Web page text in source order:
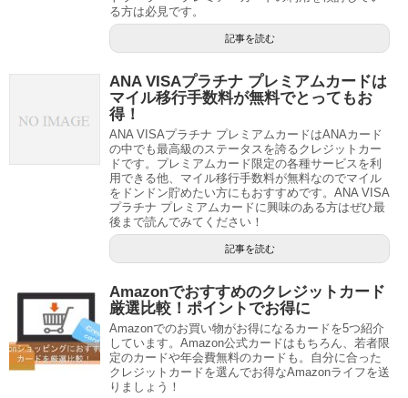
る方は必見です。
記事を読む
ANA VISAプラチナ プレミアムカードは
マイル移行手数料が無料でとってもお
得！
ANA VISAプラチナ プレミアムカードはANAカード
の中でも最高級のステータスを誇るクレジットカー
ドです。プレミアムカード限定の各種サービスを利
用できる他、マイル移行手数料が無料なのでマイル
をドンドン貯めたい方にもおすすめです。ANA VISA
プラチナ プレミアムカードに興味のある方はぜひ最
後まで読んでみてください！
記事を読む
Amazonでおすすめのクレジットカード
厳選比較！ポイントでお得に
Amazonでのお買い物がお得になるカードを5つ紹介
しています。Amazon公式カードはもちろん、若者限
定のカードや年会費無料のカードも。自分に合った
クレジットカードを選んでお得なAmazonライフを送
りましょう！